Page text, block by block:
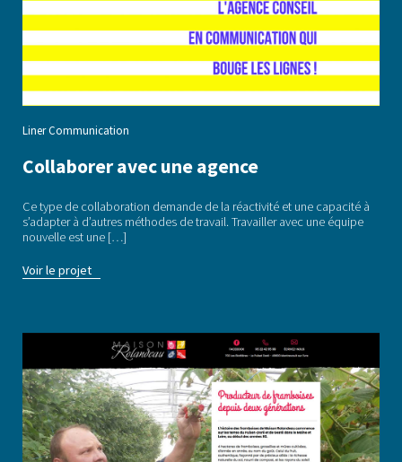
Liner Communication
Collaborer avec une agence
Ce type de collaboration demande de la réactivité et une capacité à
s’adapter à d’autres méthodes de travail. Travailler avec une équipe
nouvelle est une […]
Voir le projet